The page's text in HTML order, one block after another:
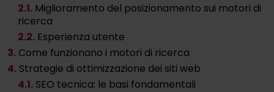
2.1. Miglioramento del posizionamento sui motori di
ricerca
2.2. Esperienza utente
3. Come funzionano i motori di ricerca
4. Strategie di ottimizzazione dei siti web
4.1. SEO tecnica: le basi fondamentali